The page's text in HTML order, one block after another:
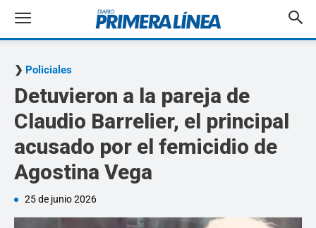
Policiales
Detuvieron a la pareja de
Claudio Barrelier, el principal
acusado por el femicidio de
Agostina Vega
25 de junio 2026